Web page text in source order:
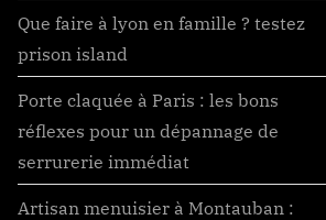
Que faire à lyon en famille ? testez
prison island
Porte claquée à Paris : les bons
réflexes pour un dépannage de
serrurerie immédiat
Artisan menuisier à Montauban :